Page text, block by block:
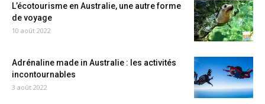
L’écotourisme en Australie, une autre forme
de voyage
10 août 2022
Adrénaline made in Australie : les activités
incontournables
3 août 2022